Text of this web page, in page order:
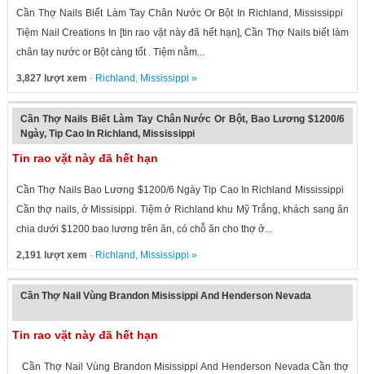
Cần Thợ Nails Biết Làm Tay Chân Nước Or Bột In Richland, Mississippi
Tiệm Nail Creations In [tin rao vặt này đã hết hạn], Cần Thợ Nails biết làm
chân tay nước or Bột càng tốt . Tiệm nằm...
3,827 lượt xem · Richland , Mississippi »
Cần Thợ Nails Biết Làm Tay Chân Nước Or Bột, Bao Lương $1200/6
Ngày, Tip Cao In Richland, Mississippi
Tin rao vặt này đã hết hạn
Cần Thợ Nails Bao Lương $1200/6 Ngày Tip Cao In Richland Mississippi
Cần thợ nails, ở Missisippi. Tiệm ở Richland khu Mỹ Trắng, khách sang ăn
chia dưới $1200 bao lương trên ăn, có chỗ ăn cho thợ ở...
2,191 lượt xem · Richland , Mississippi »
Cần Thợ Nail Vùng Brandon Misissippi And Henderson Nevada
Tin rao vặt này đã hết hạn
Cần Thợ Nail Vùng Brandon Misissippi And Henderson Nevada Cần thợ